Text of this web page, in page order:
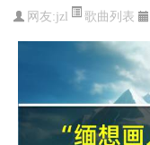
网友:jzl 歌曲列表